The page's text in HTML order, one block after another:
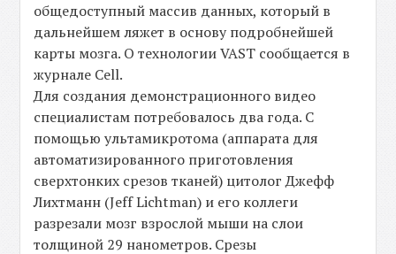
общедоступный массив данных, который в
дальнейшем ляжет в основу подробнейшей
карты мозга. О технологии VAST сообщается в
журнале Cell.
Для создания демонстрационного видео
специалистам потребовалось два года. С
помощью ультамикротома (аппарата для
автоматизированного приготовления
сверхтонких срезов тканей) цитолог Джефф
Лихтманн (Jeff Lichtman) и его коллеги
разрезали мозг взрослой мыши на слои
толщиной 29 нанометров. Срезы